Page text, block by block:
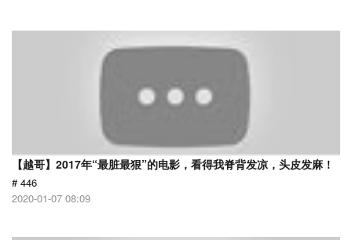
【越哥】2017年“最脏最狠”的电影，看得我脊背发凉，头皮发麻！
# 446
2020-01-07 08:09